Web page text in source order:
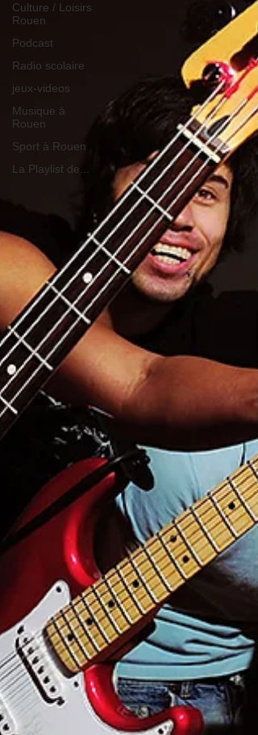
Culture / Loisirs
Rouen
Podcast
Radio scolaire
jeux-videos
Musique à
Rouen
Sport à Rouen
La Playlist de...